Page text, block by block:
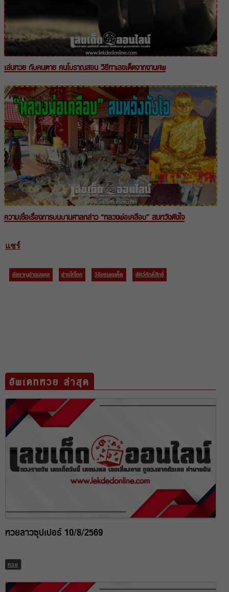
เล่นหวย กับคนตาย คนโบราณสอน วิธีหาเลขเด็ดจากงานศพ
ความเชื่อเรื่องการบนบานศาลกล่าว “หลวงพ่อเคลือบ” สมหวังดังใจ
แชร์
ชัยชาญช้างมงคล ช้างให้โชค วิธีขอเลขเด็ด สัตว์ศักดิ์สิทธิ์
อัพเดทหวย ล่าสุด
หวยลาวซุปเปอร์ 10/8/2569
หวย